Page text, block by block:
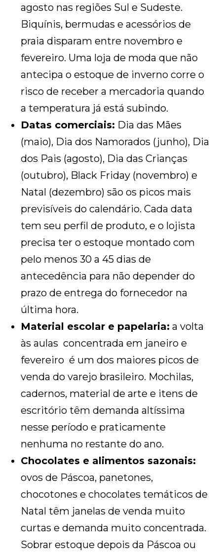
agosto nas regiões Sul e Sudeste.
Biquínis, bermudas e acessórios de
praia disparam entre novembro e
fevereiro. Uma loja de moda que não
antecipa o estoque de inverno corre o
risco de receber a mercadoria quando
a temperatura já está subindo.
Datas comerciais: Dia das Mães
(maio), Dia dos Namorados (junho), Dia
dos Pais (agosto), Dia das Crianças
(outubro), Black Friday (novembro) e
Natal (dezembro) são os picos mais
previsíveis do calendário. Cada data
tem seu perfil de produto, e o lojista
precisa ter o estoque montado com
pelo menos 30 a 45 dias de
antecedência para não depender do
prazo de entrega do fornecedor na
última hora.
Material escolar e papelaria: a volta
às aulas concentrada em janeiro e
fevereiro é um dos maiores picos de
venda do varejo brasileiro. Mochilas,
cadernos, material de arte e itens de
escritório têm demanda altíssima
nesse período e praticamente
nenhuma no restante do ano.
Chocolates e alimentos sazonais:
ovos de Páscoa, panetones,
chocotones e chocolates temáticos de
Natal têm janelas de venda muito
curtas e demanda muito concentrada.
Sobrar estoque depois da Páscoa ou